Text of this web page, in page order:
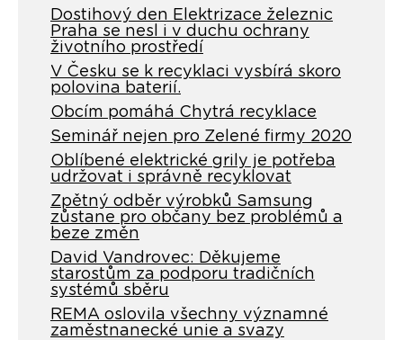
Dostihový den Elektrizace železnic
Praha se nesl i v duchu ochrany
životního prostředí
V Česku se k recyklaci vysbírá skoro
polovina baterií.
Obcím pomáhá Chytrá recyklace
Seminář nejen pro Zelené firmy 2020
Oblíbené elektrické grily je potřeba
udržovat i správně recyklovat
Zpětný odběr výrobků Samsung
zůstane pro občany bez problémů a
beze změn
David Vandrovec: Děkujeme
starostům za podporu tradičních
systémů sběru
REMA oslovila všechny významné
zaměstnanecké unie a svazy